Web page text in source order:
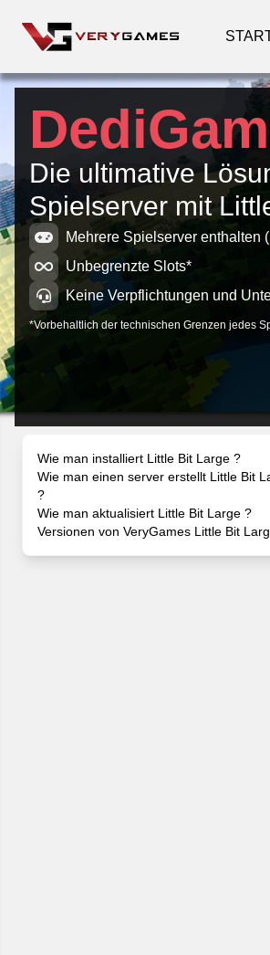
Die ultimative
Spielserver mit
Mehrere Spielserver enthalten
Unbegrenzte Slots*
Keine Verpflichtungen und
*Vorbehaltlich der technischen Grenzen jedes
Wie man installiert Little Bit Large ?
Wie man einen server erstellt Little Bit
?
Wie man aktualisiert Little Bit Large ?
Versionen von VeryGames Little Bit